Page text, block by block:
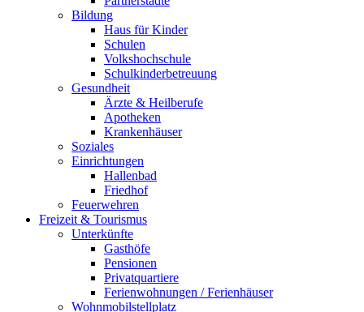
Bildung
Haus für Kinder
Schulen
Volkshochschule
Schulkinderbetreuung
Gesundheit
Ärzte & Heilberufe
Apotheken
Krankenhäuser
Soziales
Einrichtungen
Hallenbad
Friedhof
Feuerwehren
Freizeit & Tourismus
Unterkünfte
Gasthöfe
Pensionen
Privatquartiere
Ferienwohnungen / Ferienhäuser
Wohnmobilstellplatz